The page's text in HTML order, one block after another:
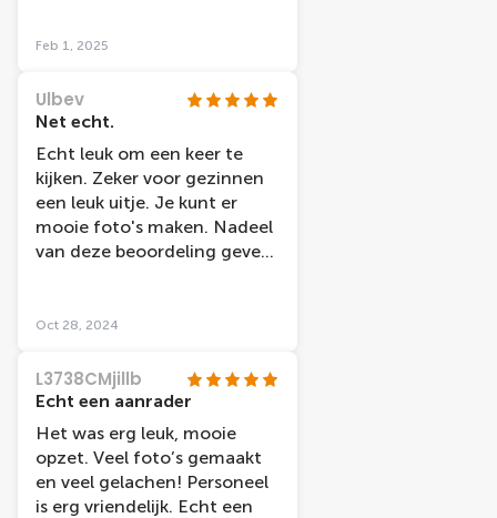
Feb 1, 2025
Ulbev
Net echt.
Echt leuk om een keer te
kijken. Zeker voor gezinnen
een leuk uitje. Je kunt er
mooie foto's maken. Nadeel
van deze beoordeling geven
vind ik opdringerig.
Oct 28, 2024
L3738CMjillb
Echt een aanrader
Het was erg leuk, mooie
opzet. Veel foto’s gemaakt
en veel gelachen! Personeel
is erg vriendelijk. Echt een